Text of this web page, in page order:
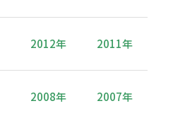
2012年 2011年
2008年 2007年